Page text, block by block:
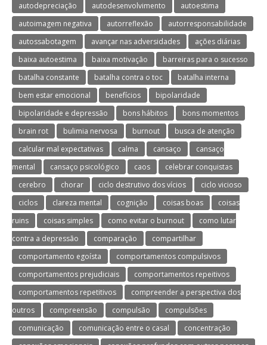
autodepreciação
autodesenvolvimento
autoestima
autoimagem negativa
autorreflexão
autorresponsabilidade
autossabotagem
avançar nas adversidades
ações diárias
baixa autoestima
baixa motivação
barreiras para o sucesso
batalha constante
batalha contra o toc
batalha interna
bem estar emocional
benefícios
bipolaridade
bipolaridade e depressão
bons hábitos
bons momentos
brain rot
bulimia nervosa burnout
busca de atenção
calcular mal expectativas
calma cansaço
cansaço
mental
cansaço psicológico caos
celebrar conquistas
cerebro
chorar ciclo destrutivo dos vícios
ciclo vicioso
ciclos
clareza mental cognição coisas boas
coisas
ruins
coisas simples como evitar o burnout
como lutar
contra a depressão
comparação
compartilhar
comportamento egoísta
comportamentos compulsivos
comportamentos prejudiciais
comportamentos repeitivos
comportamentos repetitivos
compreender a perspectiva dos
outros
compreensão compulsão
compulsões
comunicação
comunicação entre o casal
concentração